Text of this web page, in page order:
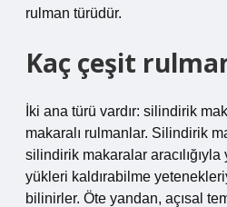
rulman türüdür.
Kaç çeşit
İki ana türü vardır: silindirik
makaralı rulmanlar. Silindirik
silindirik makaralar aracılığıyla
yükleri kaldırabilme
bilinirler. Öte yandan, açısal